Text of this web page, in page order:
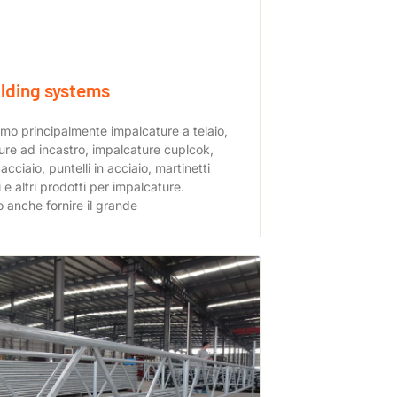
systems
principalmente impalcature a telaio,
ad incastro, impalcature cuplcok,
puntelli in acciaio, martinetti
e altri prodotti per impalcature.
anche fornire il grande